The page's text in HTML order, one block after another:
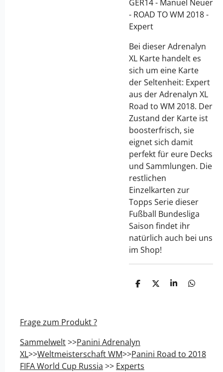
GER14 - Manuel Neuer
- ROAD TO WM 2018 -
Expert
Bei dieser Adrenalyn
XL Karte handelt es
sich um eine Karte
der Seltenheit: Expert
aus der Adrenalyn XL
Road to WM 2018. Der
Zustand der Karte ist
boosterfrisch, sie
eignet sich damit
perfekt für eure Decks
und Sammlungen. Die
restlichen
Einzelkarten zur
Topps Serie dieser
Fußball Bundesliga
Saison findet ihr
natürlich auch bei uns
im Shop!
T
T
T
T
Frage zum Produkt ?
Sammelwelt>>Panini Adrenalyn
XL>>Weltmeisterschaft WM>>Panini Road to 2018
FIFA World Cup Russia >> Experts